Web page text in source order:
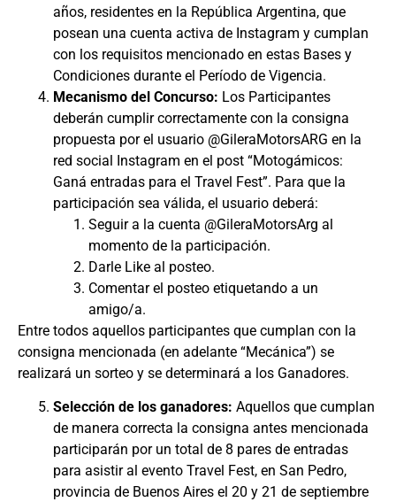
años, residentes en la República Argentina, que
posean una cuenta activa de Instagram y cumplan
con los requisitos mencionado en estas Bases y
Condiciones durante el Período de Vigencia.
Mecanismo del Concurso: Los Participantes
deberán cumplir correctamente con la consigna
propuesta por el usuario @GileraMotorsARG en la
red social Instagram en el post “Motogámicos:
Ganá entradas para el Travel Fest”. Para que la
participación sea válida, el usuario deberá:
Seguir a la cuenta @GileraMotorsArg al
momento de la participación.
Darle Like al posteo.
Comentar el posteo etiquetando a un
amigo/a.
Entre todos aquellos participantes que cumplan con la
consigna mencionada (en adelante “Mecánica”) se
realizará un sorteo y se determinará a los Ganadores.
Selección de los ganadores: Aquellos que cumplan
de manera correcta la consigna antes mencionada
participarán por un total de 8 pares de entradas
para asistir al evento Travel Fest, en San Pedro,
provincia de Buenos Aires el 20 y 21 de septiembre